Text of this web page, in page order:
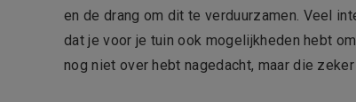
en de drang om dit te verduurzamen. Veel
dat je voor je tuin ook mogelijkheden hebt
nog niet over hebt nagedacht, maar die